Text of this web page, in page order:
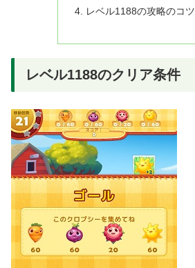
レベル1188の攻略のコツ
レベル1188のクリア条件